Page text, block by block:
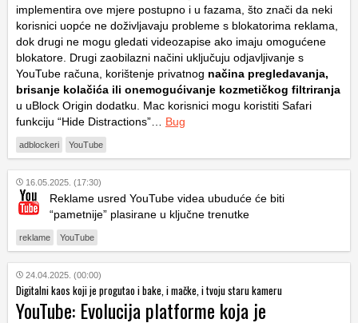
implementira ove mjere postupno i u fazama, što znači da neki
korisnici uopće ne doživljavaju probleme s blokatorima reklama,
dok drugi ne mogu gledati videozapise ako imaju omogućene
blokatore. Drugi zaobilazni načini uključuju odjavljivanje s
YouTube računa, korištenje privatnog načina pregledavanja,
brisanje kolačića ili onemogućivanje kozmetičkog filtriranja
u uBlock Origin dodatku. Mac korisnici mogu koristiti Safari
funkciju “Hide Distractions”… Bug
adblockeri YouTube
16.05.2025. (17:30)
Reklame usred YouTube videa ubuduće će biti
“pametnije” plasirane u ključne trenutke
reklame YouTube
24.04.2025. (00:00)
Digitalni kaos koji je progutao i bake, i mačke, i tvoju staru kameru
YouTube: Evolucija platforme koja je